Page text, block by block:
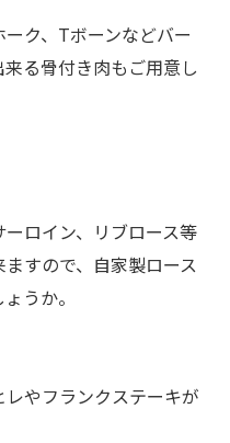
ク、Tボーンなどバー
る骨付き肉もご用意し
ロイン、リブロース等
すので、自家製ロース
うか。
やフランクステーキが